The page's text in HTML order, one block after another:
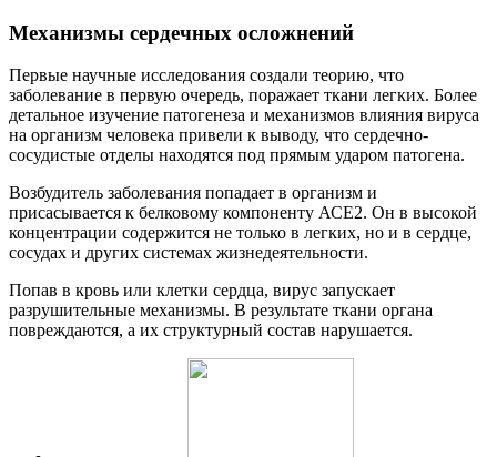
Механизмы сердечных осложнений
Первые научные исследования создали теорию, что
заболевание в первую очередь, поражает ткани легких. Более
детальное изучение патогенеза и механизмов влияния вируса
на организм человека привели к выводу, что сердечно-
сосудистые отделы находятся под прямым ударом патогена.
Возбудитель заболевания попадает в организм и
присасывается к белковому компоненту АСЕ2. Он в высокой
концентрации содержится не только в легких, но и в сердце,
сосудах и других системах жизнедеятельности.
Попав в кровь или клетки сердца, вирус запускает
разрушительные механизмы. В результате ткани органа
повреждаются, а их структурный состав нарушается.